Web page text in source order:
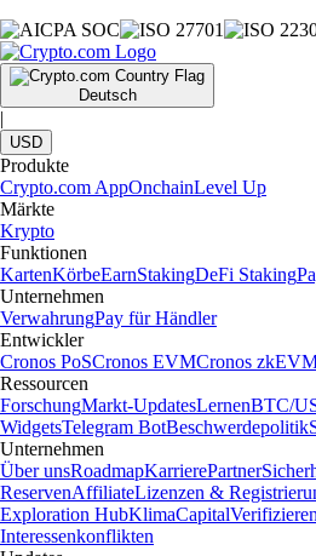
Deutsch
|
USD
Produkte
Crypto.com AppOnchainLevel Up
Märkte
Krypto
Funktionen
KartenKörbeEarnStakingDeFi Staking
Unternehmen
VerwahrungPay für Händler
Entwickler
Cronos PoSCronos EVMCronos
Ressourcen
ForschungMarkt-UpdatesLernenBTC/
WidgetsTelegram BotBeschwerdepolitik
Unternehmen
Über unsRoadmapKarrierePartner
ReservenAffiliateLizenzen &
Exploration HubKlimaCapitalVerifizieren
Interessenkonflikten